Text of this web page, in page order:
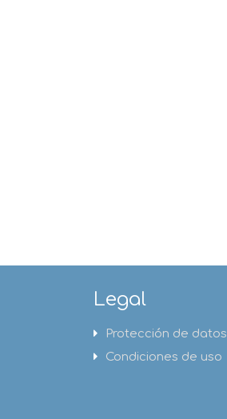
Legal
Protección de datos
Condiciones de uso